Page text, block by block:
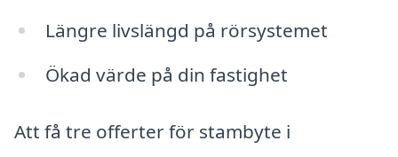
Längre livslängd på rörsystemet
Ökad värde på din fastighet
Att få tre offerter för stambyte i